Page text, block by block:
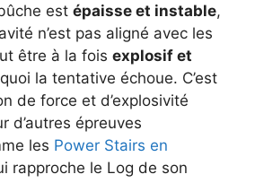
est épaisse et instable,
n’est pas aligné avec les
être à la fois explosif et
la tentative échoue. C’est
de force et d’explosivité
d’autres épreuves
les Power Stairs en
rapproche le Log de son